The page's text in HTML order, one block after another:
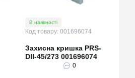
В наявності
Код товару: 001696074
Захисна кришка PRS-
DII-45/273 001696074
0